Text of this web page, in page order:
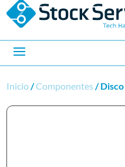
Inicio/Componentes /